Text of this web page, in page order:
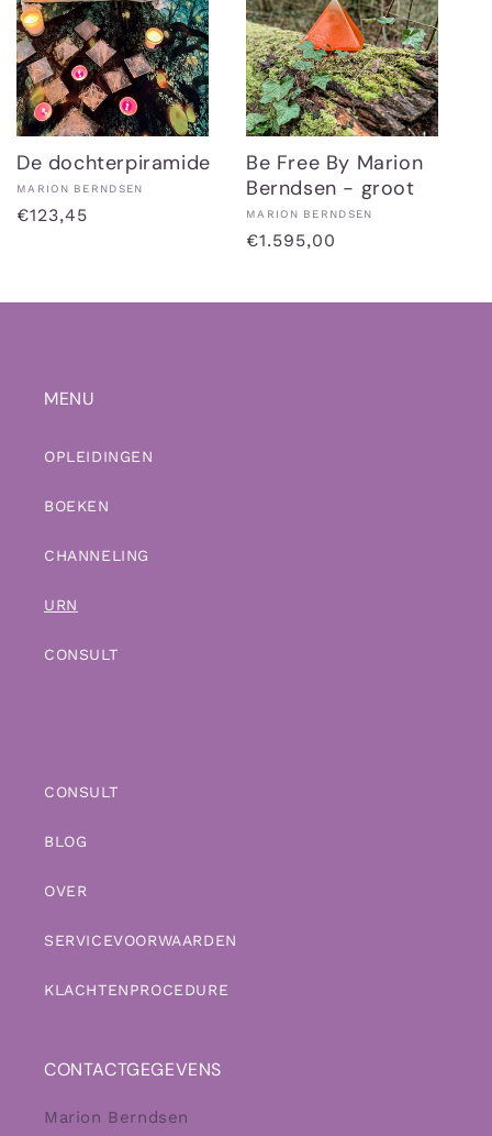
De dochterpiramide
Verkoper:
MARION BERNDSEN
Normale
€123,45
Be Free By Marion
Berndsen - groot
Verkoper:
MARION BERNDSEN
Normale
€1.595,00
MENU
OPLEIDINGEN
BOEKEN
CHANNELING
URN
CONSULT
CONSULT
BLOG
OVER
SERVICEVOORWAARDEN
KLACHTENPROCEDURE
CONTACTGEGEVENS
Marion Berndsen